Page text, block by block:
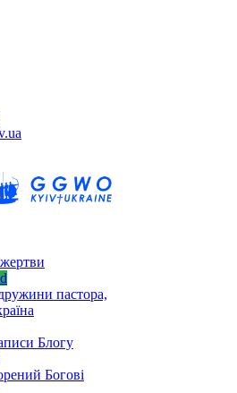
пастора,
Блогу
Богові